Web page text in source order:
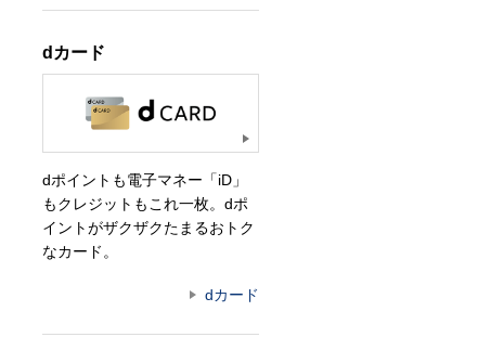
dカード
dポイントも電子マネー「iD」
もクレジットもこれ一枚。dポ
イントがザクザクたまるおトク
なカード。
dカード